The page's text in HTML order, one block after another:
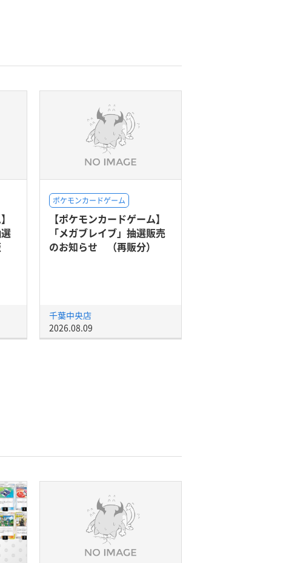
ポケモンカードゲーム
【ポケモンカードゲーム】
「メガブレイブ」抽選販売
のお知らせ （再販分）
千葉中央店
2026.08.09